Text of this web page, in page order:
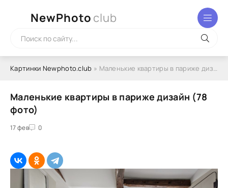
NewPhoto club
Картинки Newphoto.club » Маленькие квартиры в париже дизайн (78 фото)
Маленькие квартиры в париже дизайн (78
фото)
17 фев 0